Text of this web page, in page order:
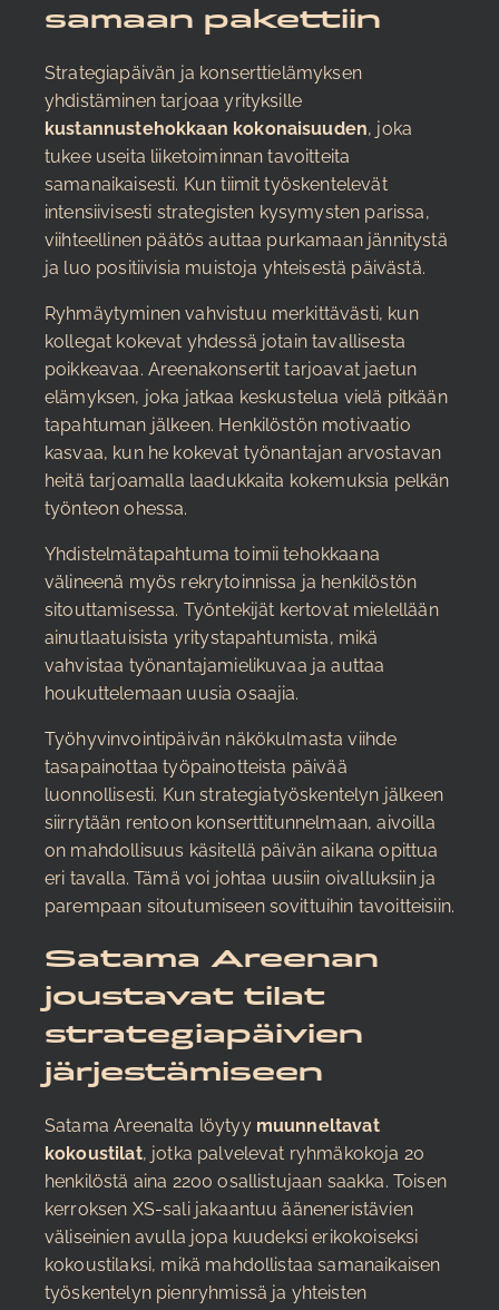
samaan pakettiin
Strategiapäivän ja konserttielämyksen
yhdistäminen tarjoaa yrityksille
kustannustehokkaan kokonaisuuden, joka
tukee useita liiketoiminnan tavoitteita
samanaikaisesti. Kun tiimit työskentelevät
intensiivisesti strategisten kysymysten parissa,
viihteellinen päätös auttaa purkamaan jännitystä
ja luo positiivisia muistoja yhteisestä päivästä.
Ryhmäytyminen vahvistuu merkittävästi, kun
kollegat kokevat yhdessä jotain tavallisesta
poikkeavaa. Areenakonsertit tarjoavat jaetun
elämyksen, joka jatkaa keskustelua vielä pitkään
tapahtuman jälkeen. Henkilöstön motivaatio
kasvaa, kun he kokevat työnantajan arvostavan
heitä tarjoamalla laadukkaita kokemuksia pelkän
työnteon ohessa.
Yhdistelmätapahtuma toimii tehokkaana
välineenä myös rekrytoinnissa ja henkilöstön
sitouttamisessa. Työntekijät kertovat mielellään
ainutlaatuisista yritystapahtumista, mikä
vahvistaa työnantajamielikuvaa ja auttaa
houkuttelemaan uusia osaajia.
Työhyvinvointipäivän näkökulmasta viihde
tasapainottaa työpainotteista päivää
luonnollisesti. Kun strategiatyöskentelyn jälkeen
siirrytään rentoon konserttitunnelmaan, aivoilla
on mahdollisuus käsitellä päivän aikana opittua
eri tavalla. Tämä voi johtaa uusiin oivalluksiin ja
parempaan sitoutumiseen sovittuihin tavoitteisiin.
Satama Areenan
joustavat tilat
strategiapäivien
järjestämiseen
Satama Areenalta löytyy muunneltavat
kokoustilat, jotka palvelevat ryhmäkokoja 20
henkilöstä aina 2200 osallistujaan saakka. Toisen
kerroksen XS-sali jakaantuu ääneneristävien
väliseinien avulla jopa kuudeksi erikokoiseksi
kokoustilaksi, mikä mahdollistaa samanaikaisen
työskentelyn pienryhmissä ja yhteisten